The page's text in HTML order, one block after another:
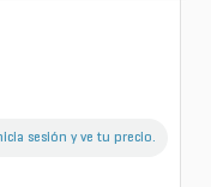
sesión y ve tu precio.